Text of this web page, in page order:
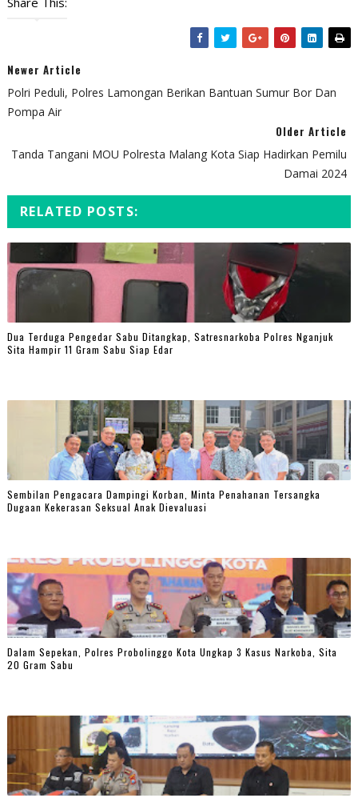
Newer Article
Polri Peduli, Polres Lamongan Berikan Bantuan Sumur Bor Dan
Pompa Air
Older Article
Tanda Tangani MOU Polresta Malang Kota Siap Hadirkan Pemilu
Damai 2024
RELATED POSTS:
Dua Terduga Pengedar Sabu Ditangkap, Satresnarkoba Polres Nganjuk
Sita Hampir 11 Gram Sabu Siap Edar
Sembilan Pengacara Dampingi Korban, Minta Penahanan Tersangka
Dugaan Kekerasan Seksual Anak Dievaluasi
Dalam Sepekan, Polres Probolinggo Kota Ungkap 3 Kasus Narkoba, Sita
20 Gram Sabu